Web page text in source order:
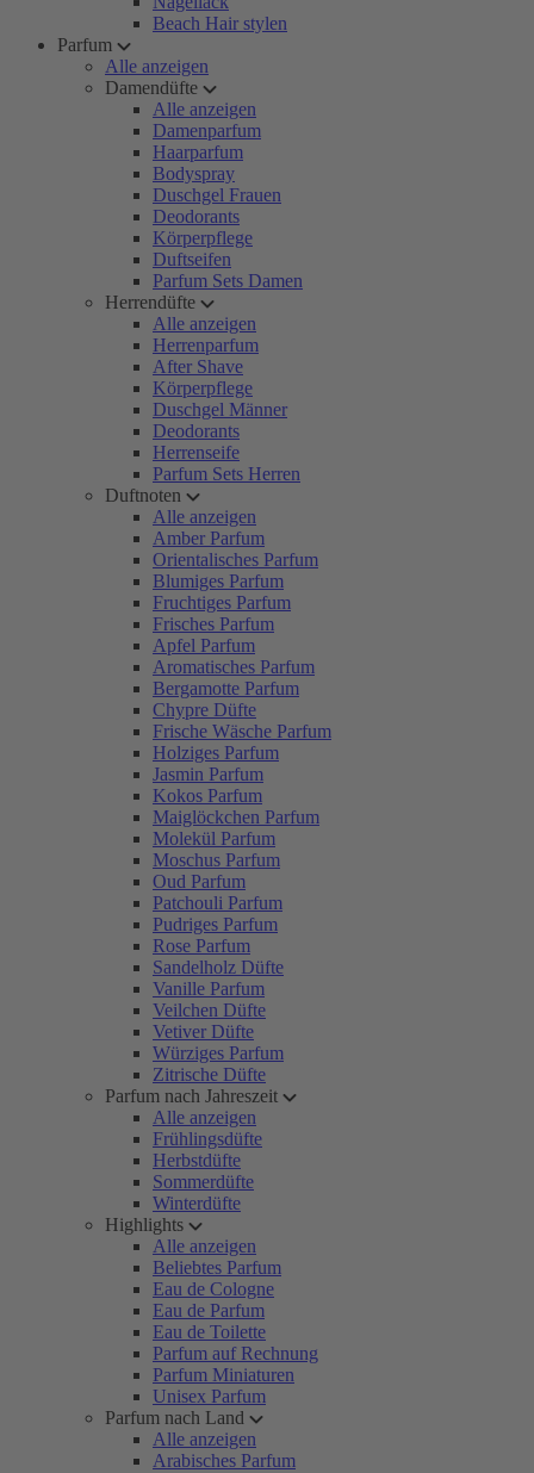
Beach Hair stylen
Parfum
Alle anzeigen
Damendüfte
Alle anzeigen
Damenparfum
Haarparfum
Bodyspray
Duschgel Frauen
Deodorants
Körperpflege
Duftseifen
Parfum Sets Damen
Herrendüfte
Alle anzeigen
Herrenparfum
After Shave
Körperpflege
Duschgel Männer
Deodorants
Herrenseife
Parfum Sets Herren
Duftnoten
Alle anzeigen
Amber Parfum
Orientalisches Parfum
Blumiges Parfum
Fruchtiges Parfum
Frisches Parfum
Apfel Parfum
Aromatisches Parfum
Bergamotte Parfum
Chypre Düfte
Frische Wäsche Parfum
Holziges Parfum
Jasmin Parfum
Kokos Parfum
Maiglöckchen Parfum
Molekül Parfum
Moschus Parfum
Oud Parfum
Patchouli Parfum
Pudriges Parfum
Rose Parfum
Sandelholz Düfte
Vanille Parfum
Veilchen Düfte
Vetiver Düfte
Würziges Parfum
Zitrische Düfte
Parfum nach Jahreszeit
Alle anzeigen
Frühlingsdüfte
Herbstdüfte
Sommerdüfte
Winterdüfte
Highlights
Alle anzeigen
Beliebtes Parfum
Eau de Cologne
Eau de Parfum
Eau de Toilette
Parfum auf Rechnung
Parfum Miniaturen
Unisex Parfum
Parfum nach Land
Alle anzeigen
Arabisches Parfum